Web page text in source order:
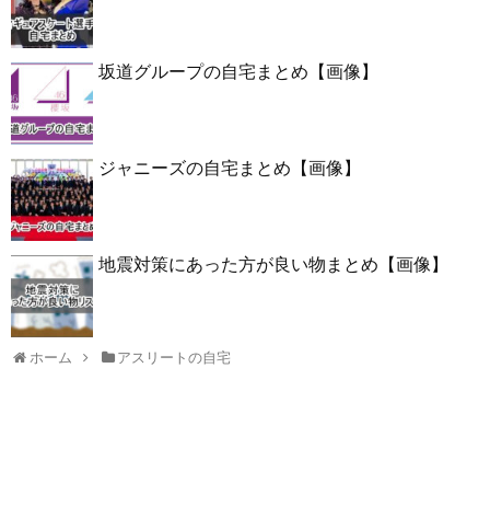
坂道グループの自宅まとめ【画像】
ジャニーズの自宅まとめ【画像】
地震対策にあった方が良い物まとめ【画像】
ホーム アスリートの自宅